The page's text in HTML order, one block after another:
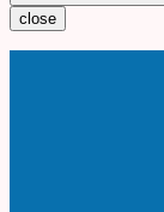
close